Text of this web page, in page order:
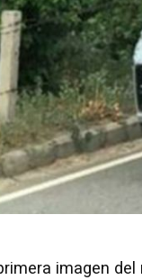
imagen